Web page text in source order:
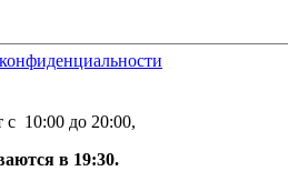
с 10:00 до 20:00,
в 19:30.